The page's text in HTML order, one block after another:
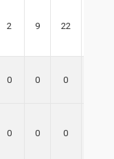
2 9 22
0 0 0
0 0 0